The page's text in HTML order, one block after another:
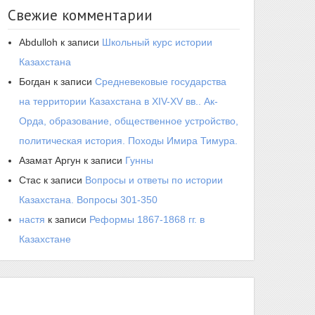
Свежие комментарии
Abdulloh к записи Школьный курс истории
Казахстана
Богдан к записи Средневековые государства
на территории Казахстана в XIV-XV вв.. Ак-
Орда, образование, общественное устройство,
политическая история. Походы Имира Тимура.
Азамат Аргун к записи Гунны
Стас к записи Вопросы и ответы по истории
Казахстана. Вопросы 301-350
настя к записи Реформы 1867-1868 гг. в
Казахстане